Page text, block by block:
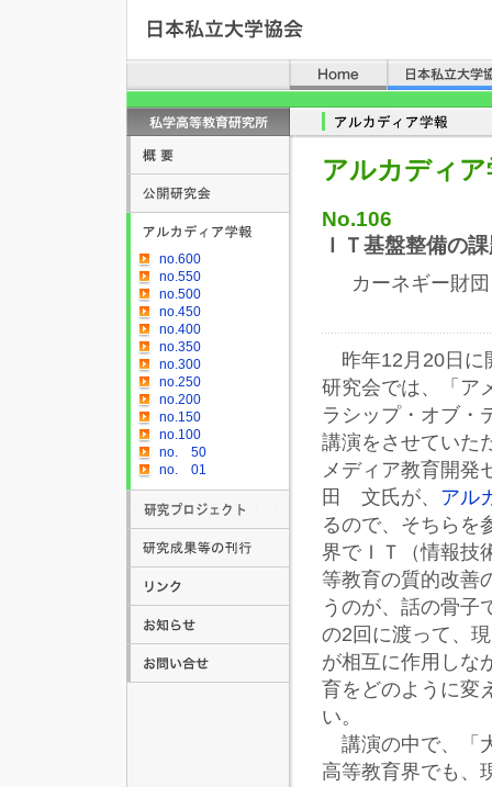
no.600
no.550
no.500
no.450
no.400
no.350
no.300
no.250
no.200
no.150
no.100
no. 50
no. 01
アルカディア
No.106
ＩＴ基盤整備の
カーネギー財
昨年12月20日に
研究会では、「ア
ラシップ・オブ・
講演をさせていた
メディア教育開発
田 文氏が、 アル
るので、そちらを
界でＩＴ（情報技
等教育の質的改善
うのが、話の骨子
の2回に渡って、
が相互に作用しな
育をどのように変
い。
講演の中で、「
高等教育界でも、